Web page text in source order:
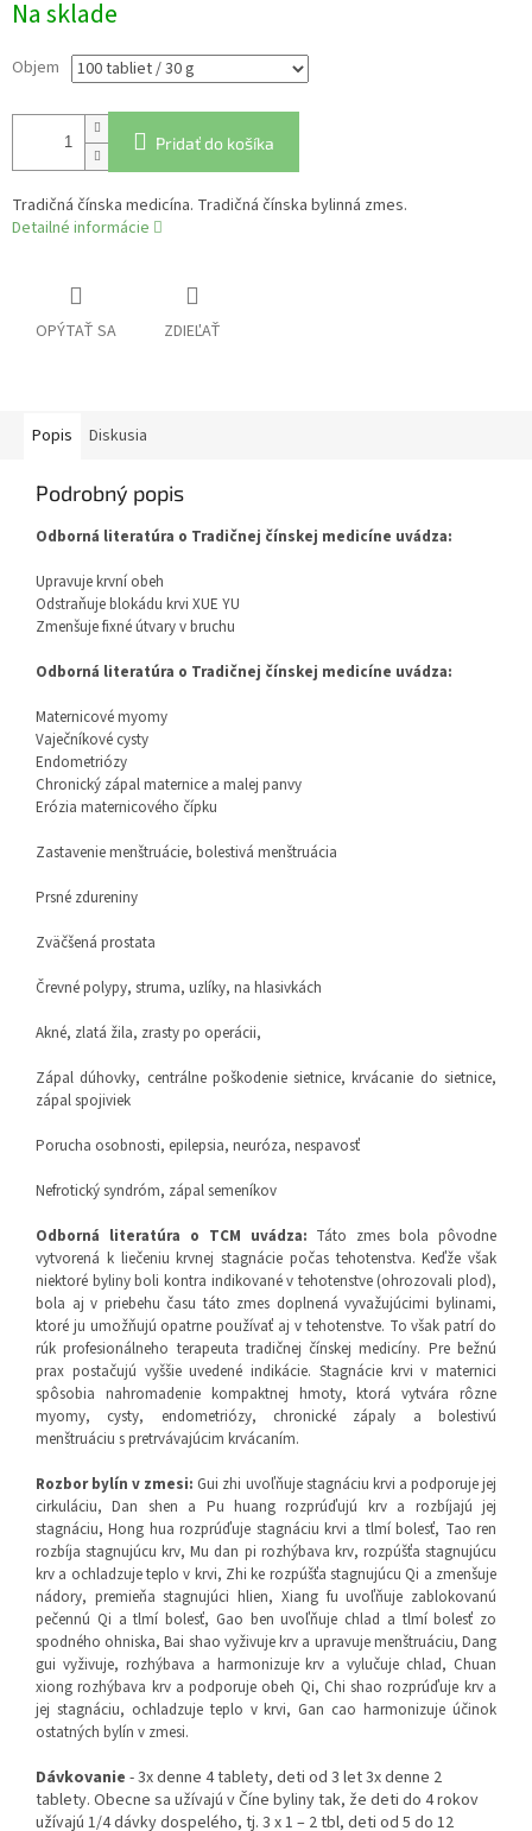
cena:
Na sklade
Objem
Pridať do košíka
Tradičná čínska medicína. Tradičná čínska bylinná zmes.
Detailné informácie
OPÝTAŤ SA ZDIEĽAŤ
Popis Diskusia
Podrobný popis
Odborná literatúra o Tradičnej čínskej medicíne uvádza:
Upravuje krvní obeh
Odstraňuje blokádu krvi XUE YU
Zmenšuje fixné útvary v bruchu
Odborná literatúra o Tradičnej čínskej medicíne uvádza:
Maternicové myomy
Vaječníkové cysty
Endometriózy
Chronický zápal maternice a malej panvy
Erózia maternicového čípku
Zastavenie menštruácie, bolestivá menštruácia
Prsné zdureniny
Zväčšená prostata
Črevné polypy, struma, uzlíky, na hlasivkách
Akné, zlatá žila, zrasty po operácii,
Zápal dúhovky, centrálne poškodenie sietnice, krvácanie do sietnice,
zápal spojiviek
Porucha osobnosti, epilepsia, neuróza, nespavosť
Nefrotický syndróm, zápal semeníkov
Odborná literatúra o TCM uvádza: Táto zmes bola pôvodne
vytvorená k liečeniu krvnej stagnácie počas tehotenstva. Keďže však
niektoré byliny boli kontra indikované v tehotenstve (ohrozovali plod),
bola aj v priebehu času táto zmes doplnená vyvažujúcimi bylinami,
ktoré ju umožňujú opatrne používať aj v tehotenstve. To však patrí do
rúk profesionálneho terapeuta tradičnej čínskej medicíny. Pre bežnú
prax postačujú vyššie uvedené indikácie. Stagnácie krvi v maternici
spôsobia nahromadenie kompaktnej hmoty, ktorá vytvára rôzne
myomy, cysty, endometriózy, chronické zápaly a bolestivú
menštruáciu s pretrvávajúcim krvácaním.
Rozbor bylín v zmesi: Gui zhi uvoľňuje stagnáciu krvi a podporuje jej
cirkuláciu, Dan shen a Pu huang rozprúďujú krv a rozbíjajú jej
stagnáciu, Hong hua rozprúďuje stagnáciu krvi a tlmí bolesť, Tao ren
rozbíja stagnujúcu krv, Mu dan pi rozhýbava krv, rozpúšťa stagnujúcu
krv a ochladzuje teplo v krvi, Zhi ke rozpúšťa stagnujúcu Qi a zmenšuje
nádory, premieňa stagnujúci hlien, Xiang fu uvoľňuje zablokovanú
pečennú Qi a tlmí bolesť, Gao ben uvoľňuje chlad a tlmí bolesť zo
spodného ohniska, Bai shao vyživuje krv a upravuje menštruáciu, Dang
gui vyživuje, rozhýbava a harmonizuje krv a vylučuje chlad, Chuan
xiong rozhýbava krv a podporuje obeh Qi, Chi shao rozprúďuje krv a
jej stagnáciu, ochladzuje teplo v krvi, Gan cao harmonizuje účinok
ostatných bylín v zmesi.
Dávkovanie - 3x denne 4 tablety, deti od 3 let 3x denne 2
tablety. Obecne sa užívajú v Číne byliny tak, že deti do 4 rokov
užívajú 1/4 dávky dospelého, tj. 3 x 1 – 2 tbl, deti od 5 do 12